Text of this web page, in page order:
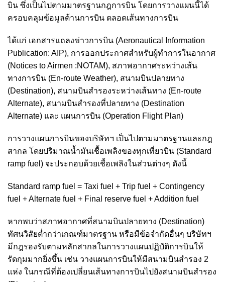
บิน ซึ่งเป็นไปตามมาตรฐานกฎการบิน โดยการวางแผนนี้ได้
ครอบคลุมข้อมูลด้านการบิน ตลอดเส้นทางการบิน
ได้แก่ เอกสารแถลงข่าวการบิน (Aeronautical Information
Publication: AIP), การออกประกาศสำหรับผู้ทำการในอากาศ
(Notices to Airmen :NOTAM), สภาพอากาศระหว่างเส้น
ทางการบิน (En-route Weather), สนามบินปลายทาง
(Destination), สนามบินสำรองระหว่างเส้นทาง (En-route
Alternate), สนามบินสำรองที่ปลายทาง (Destination
Alternate) และ แผนการบิน (Operation Flight Plan)
การวางแผนการบินของบริษัทฯ เป็นไปตามมาตรฐานและกฎ
สากล โดยปริมาณน้ำมันเชื้อเพลิงของทุกเที่ยวบิน (Standard
ramp fuel) จะประกอบด้วยเชื้อเพลิงในส่วนต่างๆ ดังนี้
Standard ramp fuel = Taxi fuel + Trip fuel + Contingency
fuel + Alternate fuel + Final reserve fuel + Addition fuel
หากพบว่าสภาพอากาศที่สนามบินปลายทาง (Destination)
ทัศนวิสัยต่ำกว่าเกณฑ์มาตรฐาน หรือมีข้อจำกัดอื่นๆ บริษัทฯ
มีกฎรองรับตามหลักสากลในการวางแผนปฏิบัติการบินให้
รัดกุมมากยิ่งขึ้น เช่น วางแผนการบินให้มีสนามบินสำรอง 2
แห่ง ในกรณีที่ต้องเปลี่ยนเส้นทางการบินไปยังสนามบินสำรอง